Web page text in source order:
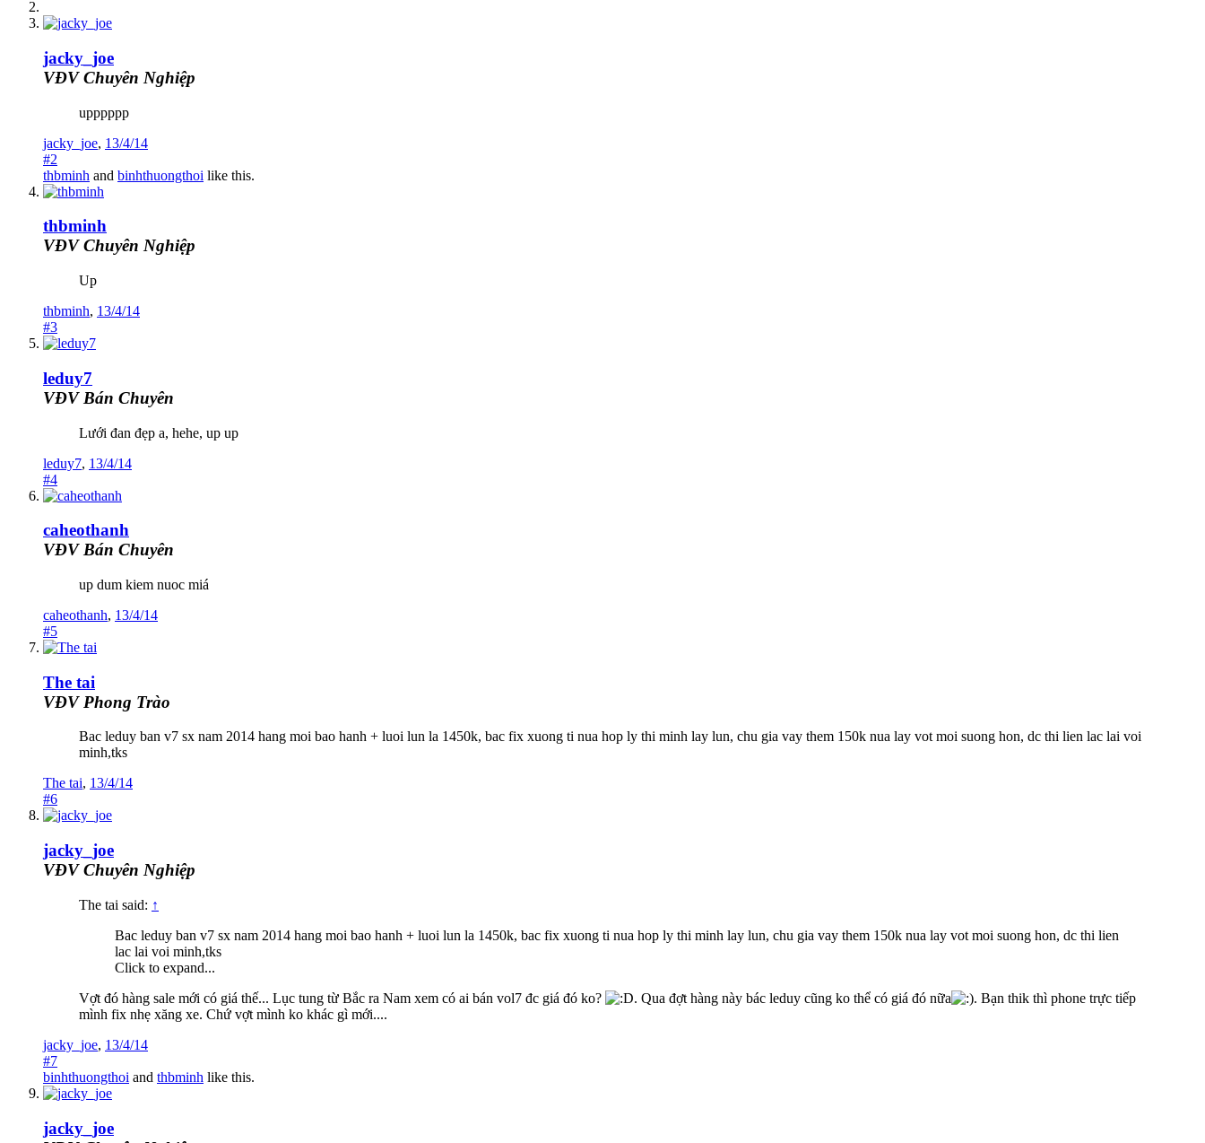
jacky_joe
VĐV Chuyên Nghiệp
upppppp
jacky_joe, 13/4/14
#2
thbminh and binhthuongthoi like this.
thbminh
VĐV Chuyên Nghiệp
Up
thbminh, 13/4/14
#3
leduy7
VĐV Bán Chuyên
Lưới đan đẹp a, hehe, up up
leduy7, 13/4/14
#4
caheothanh
VĐV Bán Chuyên
up dum kiem nuoc miá
caheothanh, 13/4/14
#5
The tai
VĐV Phong Trào
Bac leduy ban v7 sx nam 2014 hang moi bao hanh + luoi lun la 1450k, bac fix xuong ti nua hop ly thi minh lay lun, chu gia vay them 150k nua lay vot moi suong hon, dc thi lien lac lai voi
minh,tks
The tai, 13/4/14
#6
jacky_joe
VĐV Chuyên Nghiệp
The tai said: ↑
Bac leduy ban v7 sx nam 2014 hang moi bao hanh + luoi lun la 1450k, bac fix xuong ti nua hop ly thi minh lay lun, chu gia vay them 150k nua lay vot moi suong hon, dc thi lien
lac lai voi minh,tks
Click to expand...
Vợt đó hàng sale mới có giá thế... Lục tung từ Bắc ra Nam xem có ai bán vol7 đc giá đó ko?
. Qua đợt hàng này bác leduy cũng ko thể có giá đó nữa
. Bạn thik thì phone trực tiếp
mình fix nhẹ xăng xe. Chứ vợt mình ko khác gì mới....
jacky_joe, 13/4/14
#7
binhthuongthoi and thbminh like this.
jacky_joe